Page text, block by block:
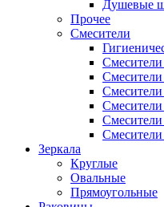
Душевые
Прочее
Смесители
Смесители
Зеркала
Круглые
Овальные
Прямоугольные